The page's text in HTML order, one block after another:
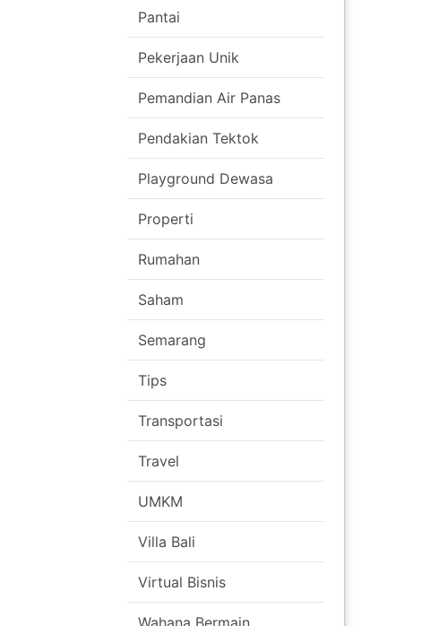
Pantai
Pekerjaan Unik
Pemandian Air Panas
Pendakian Tektok
Playground Dewasa
Properti
Rumahan
Saham
Semarang
Tips
Transportasi
Travel
UMKM
Villa Bali
Virtual Bisnis
Wahana Bermain